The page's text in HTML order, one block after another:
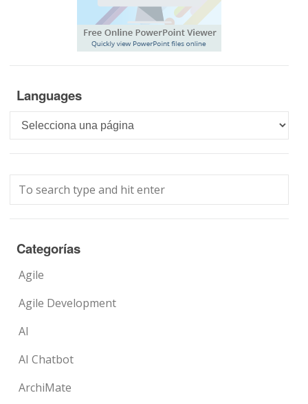
Languages
Languages
Categorías
Agile
Agile Development
AI
AI Chatbot
ArchiMate